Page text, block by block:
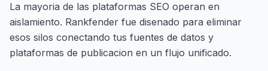
La mayoria de las plataformas SEO operan en
aislamiento. Rankfender fue disenado para eliminar
esos silos conectando tus fuentes de datos y
plataformas de publicacion en un flujo unificado.